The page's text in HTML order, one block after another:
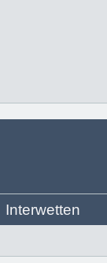
Interwetten